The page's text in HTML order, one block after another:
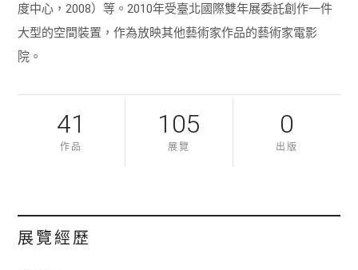
度中心，2008）等。2010年受臺北國際雙年展委託創作一件
大型的空間裝置，作為放映其他藝術家作品的藝術家電影
院。
41
作品
105
展覽
0
出版
展覽經歷